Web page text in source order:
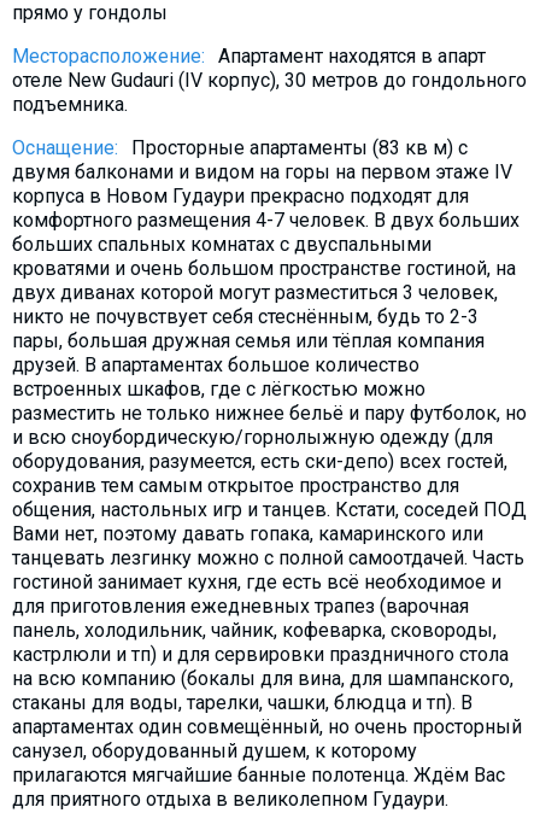
прямо у гондолы
Месторасположение:
Апартамент находятся в апарт
отеле New Gudauri (IV корпус), 30 метров до гондольного
подъемника.
Оснащение:
Просторные апартаменты (83 кв м) с
двумя балконами и видом на горы на первом этаже IV
корпуса в Новом Гудаури прекрасно подходят для
комфортного размещения 4-7 человек. В двух больших
больших спальных комнатах с двуспальными
кроватями и очень большом пространстве гостиной, на
двух диванах которой могут разместиться 3 человек,
никто не почувствует себя стеснённым, будь то 2-3
пары, большая дружная семья или тёплая компания
друзей. В апартаментах большое количество
встроенных шкафов, где с лёгкостью можно
разместить не только нижнее бельё и пару футболок, но
и всю сноубордическую/горнолыжную одежду (для
оборудования, разумеется, есть ски-депо) всех гостей,
сохранив тем самым открытое пространство для
общения, настольных игр и танцев. Кстати, соседей ПОД
Вами нет, поэтому давать гопака, камаринского или
танцевать лезгинку можно с полной самоотдачей. Часть
гостиной занимает кухня, где есть всё необходимое и
для приготовления ежедневных трапез (варочная
панель, холодильник, чайник, кофеварка, сковороды,
кастрлюли и тп) и для сервировки праздничного стола
на всю компанию (бокалы для вина, для шампанского,
стаканы для воды, тарелки, чашки, блюдца и тп). В
апартаментах один совмещённый, но очень просторный
санузел, оборудованный душем, к которому
прилагаются мягчайшие банные полотенца. Ждём Вас
для приятного отдыха в великолепном Гудаури.
Apartments
Cottages
Hotels
Hot deals
Long term rent
Kazbegi
Other
GEORGIA
About Georgia
Visas
What to drink?
Local money
Mobile phones
Gallery
Travel reports
Safety